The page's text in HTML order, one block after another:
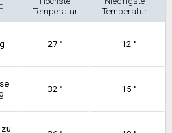
Temperatur
Temperatur
27 ° 12 °
32 ° 15 °